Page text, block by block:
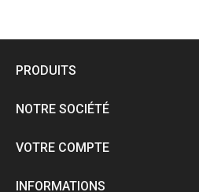
PRODUITS
NOTRE SOCIÉTÉ
VOTRE COMPTE
INFORMATIONS